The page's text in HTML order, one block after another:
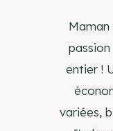
entier !
variées,